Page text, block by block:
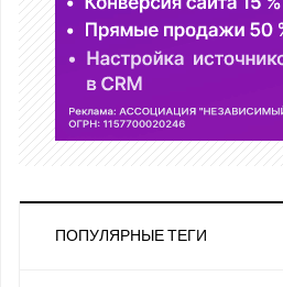
ПОПУЛЯРНЫЕ ТЕГИ